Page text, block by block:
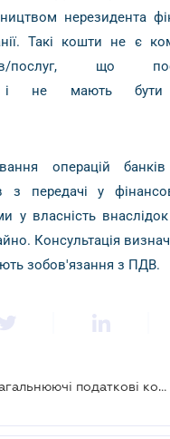
нерезидента
Такі кошти не є
послуг, що
і не мають бути
операцій
з передачі у
у власність
Консультація
зобов'язання з ПДВ.
Затверджено нові узагальнюючі податкові консультації для платників ПДВ